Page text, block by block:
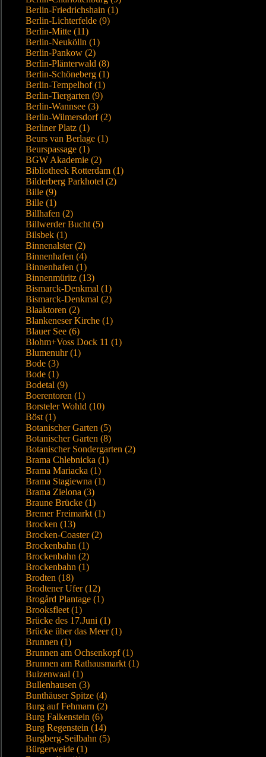
Berlin-Friedrichshain (1)
Berlin-Lichterfelde (9)
Berlin-Mitte (11)
Berlin-Neukölln (1)
Berlin-Pankow (2)
Berlin-Plänterwald (8)
Berlin-Schöneberg (1)
Berlin-Tempelhof (1)
Berlin-Tiergarten (9)
Berlin-Wannsee (3)
Berlin-Wilmersdorf (2)
Berliner Platz (1)
Beurs van Berlage (1)
Beurspassage (1)
BGW Akademie (2)
Bibliotheek Rotterdam (1)
Bilderberg Parkhotel (2)
Bille (9)
Bille (1)
Billhafen (2)
Billwerder Bucht (5)
Bilsbek (1)
Binnenalster (2)
Binnenhafen (4)
Binnenhafen (1)
Binnenmüritz (13)
Bismarck-Denkmal (1)
Bismarck-Denkmal (2)
Blaaktoren (2)
Blankeneser Kirche (1)
Blauer See (6)
Blohm+Voss Dock 11 (1)
Blumenuhr (1)
Bode (3)
Bode (1)
Bodetal (9)
Boerentoren (1)
Borsteler Wohld (10)
Böst (1)
Botanischer Garten (5)
Botanischer Garten (8)
Botanischer Sondergarten (2)
Brama Chlebnicka (1)
Brama Mariacka (1)
Brama Stagiewna (1)
Brama Zielona (3)
Braune Brücke (1)
Bremer Freimarkt (1)
Brocken (13)
Brocken-Coaster (2)
Brockenbahn (1)
Brockenbahn (2)
Brockenbahn (1)
Brodten (18)
Brodtener Ufer (12)
Brogård Plantage (1)
Brooksfleet (1)
Brücke des 17.Juni (1)
Brücke über das Meer (1)
Brunnen (1)
Brunnen am Ochsenkopf (1)
Brunnen am Rathausmarkt (1)
Buizenwaal (1)
Bullenhausen (3)
Bunthäuser Spitze (4)
Burg auf Fehmarn (2)
Burg Falkenstein (6)
Burg Regenstein (14)
Burgberg-Seilbahn (5)
Bürgerweide (1)